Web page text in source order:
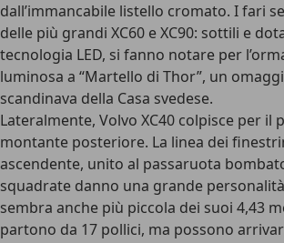
dall’immancabile listello cromato. I fari
delle più grandi XC60 e XC90: sottili e
tecnologia LED, si fanno notare per
luminosa a “Martello di Thor”, un
scandinava della Casa svedese.
Lateralmente, Volvo XC40 colpisce per il
montante posteriore. La linea dei
ascendente, unito al passaruota
squadrate danno una grande personalità
sembra anche più piccola dei suoi 4,43
partono da 17 pollici, ma possono